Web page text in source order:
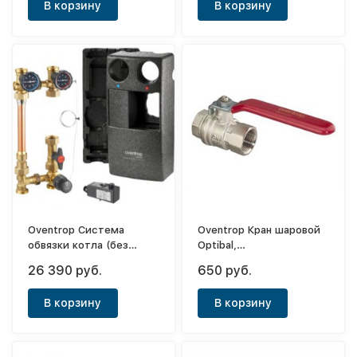
В корзину В корзину
Oventrop Система
обвязки котла (без
Regumat F-180 ду25 1"
26 390 руб.
В корзину
Oventrop Кран шаровой
Optibal,
1/2", ВВ, PN, бар-16,
ручка-рычаг
650 руб.
В корзину